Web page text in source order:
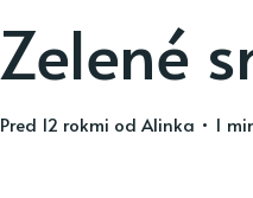
Zelené
pred 12 rokmi od Alinka • 1